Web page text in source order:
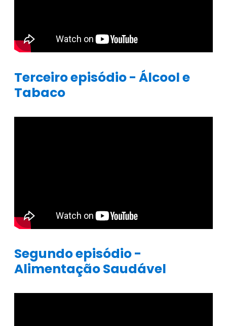
Terceiro episódio - Álcool e
Tabaco
Segundo episódio -
Alimentação Saudável